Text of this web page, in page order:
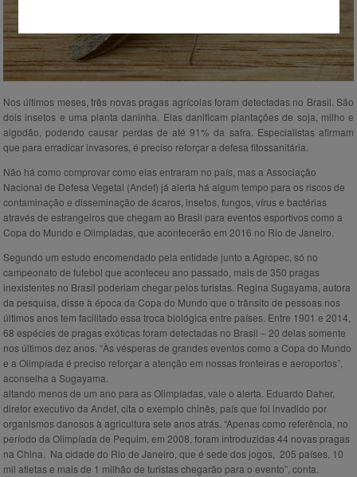
Nos últimos meses, três novas pragas agrícolas foram detectadas no Brasil. São
dois insetos e uma planta daninha. Elas danificam plantações de soja, milho e
algodão, podendo causar perdas de até 91% da safra. Especialistas afirmam
que para erradicar invasores, é preciso reforçar a defesa fitossanitária.
Não há como comprovar como elas entraram no país, mas a Associação
Nacional de Defesa Vegetal (Andef) já alerta há algum tempo para os riscos de
contaminação e disseminação de ácaros, insetos, fungos, vírus e bactérias
através de estrangeiros que chegam ao Brasil para eventos esportivos como a
Copa do Mundo e Olimpíadas, que acontecerão em 2016 no Rio de Janeiro.
Segundo um estudo encomendado pela entidade junto a Agropec, só no
campeonato de futebol que aconteceu ano passado, mais de 350 pragas
inexistentes no Brasil poderiam chegar pelos turistas. Regina Sugayama, autora
da pesquisa, disse à época da Copa do Mundo que o trânsito de pessoas nos
últimos anos tem facilitado essa troca biológica entre países. Entre 1901 e 2014,
68 espécies de pragas exóticas foram detectadas no Brasil – 20 delas somente
nos últimos dez anos. “Às vésperas de grandes eventos como a Copa do Mundo
e a Olimpíada é preciso reforçar a atenção em nossas fronteiras e aeroportos”,
aconselha a Sugayama.
altando menos de um ano para as Olimpíadas, vale o alerta. Eduardo Daher,
diretor executivo da Andef, cita o exemplo chinês, país que foi invadido por
organismos danosos à agricultura sete anos atrás. “Apenas como referência, no
período da Olimpíada de Pequim, em 2008, foram introduzidas 44 novas pragas
na China. Na cidade do Rio de Janeiro, que é sede dos jogos, 205 países, 10
mil atletas e mais de 1 milhão de turistas chegarão para o evento”, conta.